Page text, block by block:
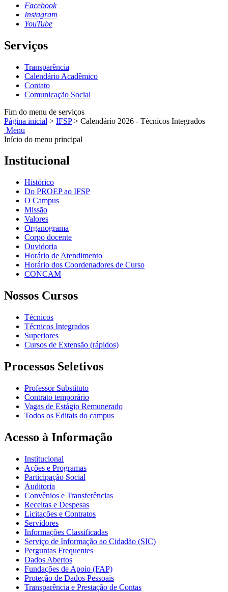
Facebook
Instagram
YouTube
Serviços
Transparência
Calendário Acadêmico
Contato
Comunicação Social
Fim do menu de serviços
Página inicial > IFSP > Calendário 2026 - Técnicos Integrados
Menu
Início do menu principal
Institucional
Histórico
Do PROEP ao IFSP
O Campus
Missão
Valores
Organograma
Corpo docente
Ouvidoria
Horário de Atendimento
Horário dos Coordenadores de Curso
CONCAM
Nossos Cursos
Técnicos
Técnicos Integrados
Superiores
Cursos de Extensão (rápidos)
Processos Seletivos
Professor Substituto
Contrato temporário
Vagas de Estágio Remunerado
Todos os Editais do campus
Acesso à Informação
Institucional
Ações e Programas
Participação Social
Auditoria
Convênios e Transferências
Receitas e Despesas
Licitações e Contratos
Servidores
Informações Classificadas
Serviço de Informação ao Cidadão (SIC)
Perguntas Frequentes
Dados Abertos
Fundações de Apoio (FAP)
Proteção de Dados Pessoais
Transparência e Prestação de Contas